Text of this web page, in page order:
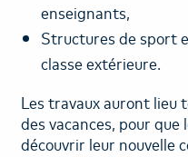
enseignants,
Structures de sport
classe extérieure.
Les travaux auront lieu
des vacances, pour
découvrir leur nouvelle